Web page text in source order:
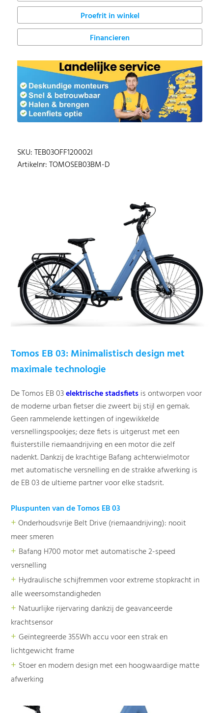
Proefrit in winkel
Financieren
SKU: TEB03OFF120002I
Artikelnr: TOMOSEB03BM-D
Tomos EB 03: Minimalistisch design met
maximale technologie
De Tomos EB 03elektrische stadsfietsis ontworpen voor
de moderne urban fietser die zweert bij stijl en gemak.
Geen rammelende kettingen of ingewikkelde
versnellingspookjes; deze fiets is uitgerust met een
fluisterstille riemaandrijving en een motor die zelf
nadenkt. Dankzij de krachtige Bafang achterwielmotor
met automatische versnelling en de strakke afwerking is
de EB 03 de ultieme partner voor elke stadsrit.
Pluspunten van de Tomos EB 03
+Onderhoudsvrije Belt Drive (riemaandrijving): nooit
meer smeren
+ Bafang H700 motor met automatische 2-speed
versnelling
+ Hydraulische schijfremmen voor extreme stopkracht in
alle weersomstandigheden
+ Natuurlijke rijervaring dankzij de geavanceerde
krachtsensor
+Geïntegreerde 355Wh accu voor een strak en
lichtgewicht frame
+ Stoer en modern design met een hoogwaardige matte
afwerking